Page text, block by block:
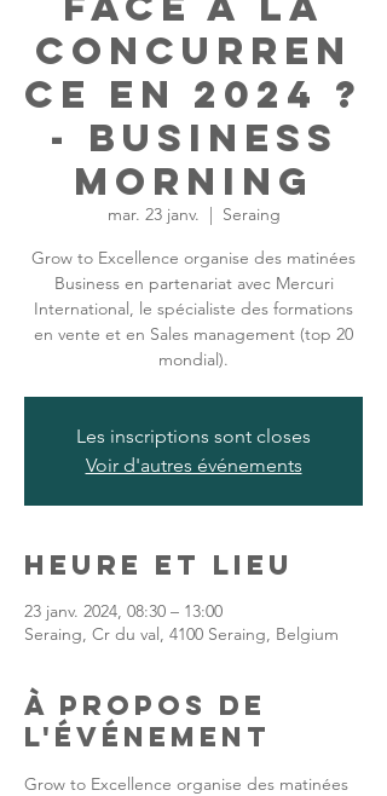
concurren
ce en 2024 ?
- Business
Morning
mar. 23 janv.
  |
Seraing
Grow to Excellence organise des matinées
Business en partenariat avec Mercuri
International, le spécialiste des formations
en vente et en Sales management (top 20
mondial).
Les inscriptions sont closes
Voir d'autres événements
Heure et lieu
23 janv. 2024, 08:30 – 13:00
Seraing, Cr du val, 4100 Seraing, Belgium
À propos de
l'événement
Grow to Excellence organise des matinées